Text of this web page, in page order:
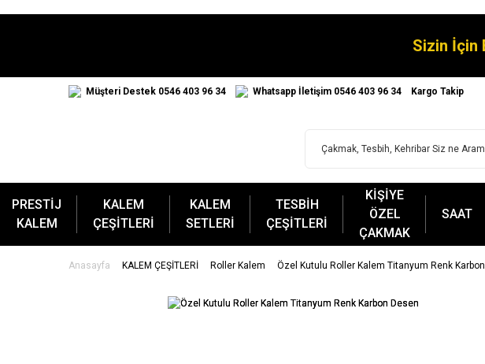
Sizin İçin
Müşteri Destek 0546 403 96 34 Whatsapp İletişim 0546 403 96 34 Kargo Takip
PRESTİJ
KALEM
KALEM
ÇEŞİTLERİ
KALEM
SETLERİ
TESBİH
ÇEŞİTLERİ
KİŞİYE
ÖZEL
ÇAKMAK
SAAT
Anasayfa KALEM ÇEŞİTLERİ Roller Kalem Özel Kutulu Roller Kalem Titanyum Renk